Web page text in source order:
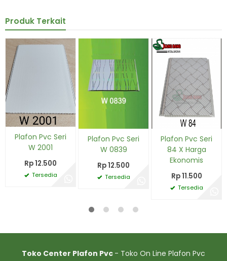
Produk Terkait
Plafon Pvc Seri
W 2001
Rp 12.500
Tersedia
Plafon Pvc Seri
W 0839
Rp 12.500
Tersedia
Plafon Pvc Seri
84 X Harga
Ekonomis
Rp 11.500
Tersedia
Toko Center Plafon Pvc - Toko On Line Plafon Pvc